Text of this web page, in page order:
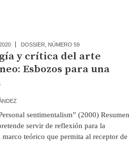
DOSSIER NÚMERO 59
y crítica del arte
Esbozos para una
sentimentalism” (2000) Resumen
servir de reflexión para la
teórico que permita al receptor de